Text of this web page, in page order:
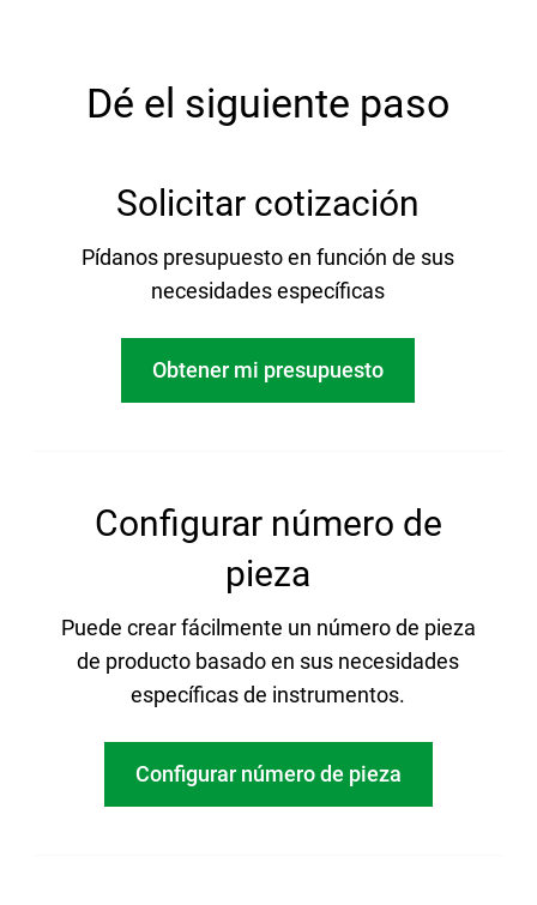
Dé el siguiente paso
Solicitar cotización
Pídanos presupuesto en función de sus
necesidades específicas
Obtener mi presupuesto
Configurar número de
pieza
Puede crear fácilmente un número de pieza
de producto basado en sus necesidades
específicas de instrumentos.
Configurar número de pieza